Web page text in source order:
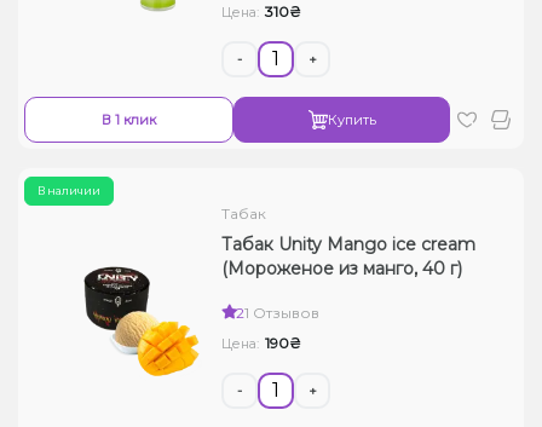
Цена: 310₴
- +
В 1 клик Купить
В наличии
Табак
Табак Unity Mango ice cream
(Мороженое из манго, 40 г)
21 Отзывов
Цена: 190₴
- +